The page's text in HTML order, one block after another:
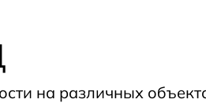
на различных